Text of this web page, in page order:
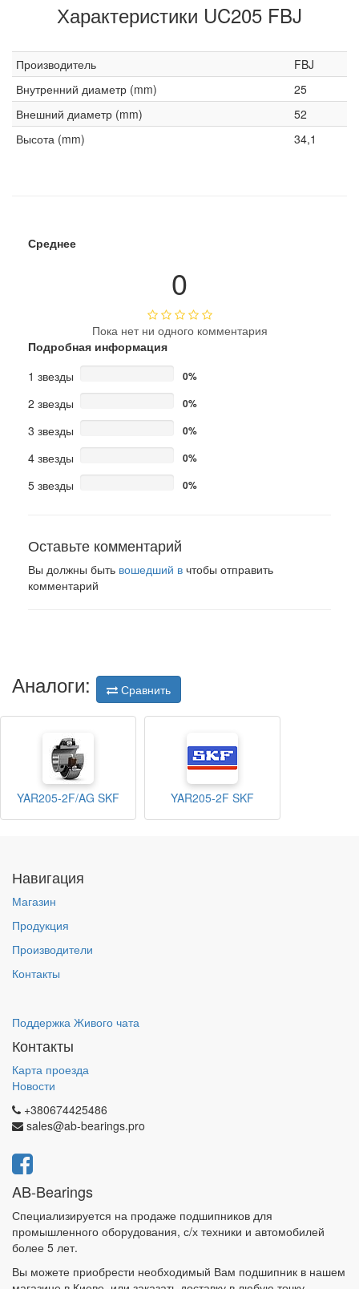
Характеристики UC205 FBJ
Производитель
FBJ
Внутренний диаметр (mm)
25
Внешний диаметр (mm)
52
Высота (mm)
34,1
Среднее
0
Пока нет ни одного комментария
Подробная информация
1 звезды
0%
2 звезды 0%
3 звезды 0%
4 звезды 0%
5 звезды 0%
Оставьте комментарий
Вы должны быть вошедший в чтобы отправить
комментарий
Аналоги: Сравнить
YAR205-2F/AG SKF YAR205-2F SKF
Навигация
Магазин
Продукция
Производители
Контакты
Поддержка Живого чата
Контакты
Карта проезда
Новости
+380674425486
sales@ab-bearings.pro
AB-Bearings
Специализируется на продаже подшипников для
промышленного оборудования, с/х техники и автомобилей
более 5 лет.
Вы можете приобрести необходимый Вам подшипник в нашем